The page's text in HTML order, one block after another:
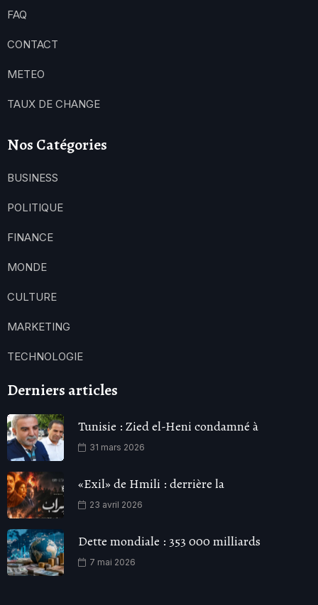
FAQ
CONTACT
METEO
TAUX DE CHANGE
Nos Catégories
BUSINESS
POLITIQUE
FINANCE
MONDE
CULTURE
MARKETING
TECHNOLOGIE
Derniers articles
Tunisie : Zied el-Heni condamné à
31 mars 2026
«Exil» de Hmili : derrière la
23 avril 2026
Dette mondiale : 353 000 milliards
7 mai 2026